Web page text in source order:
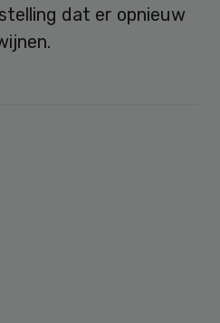
dat er opnieuw